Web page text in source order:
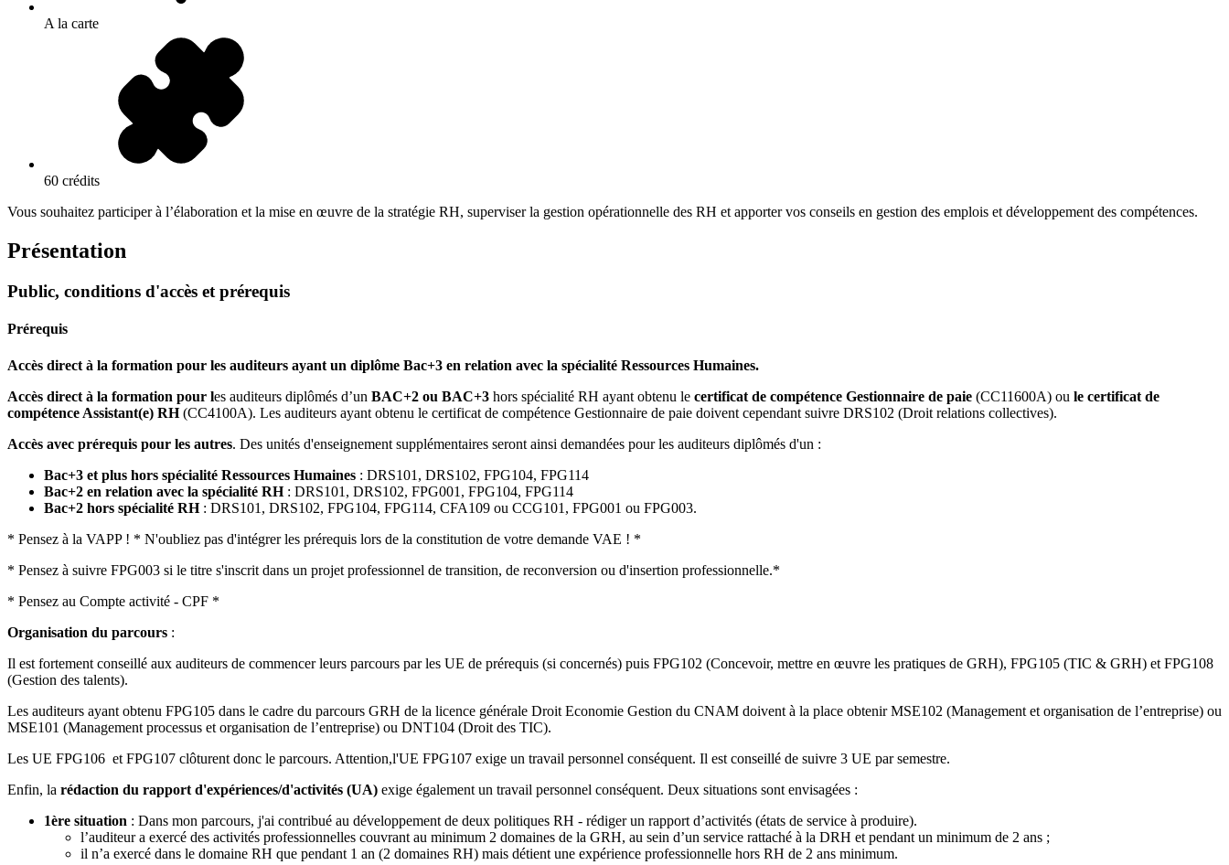
A la carte
60 crédits
Vous souhaitez participer à l’élaboration et la mise en œuvre de la stratégie RH, superviser la gestion opérationnelle des RH et apporter vos conseils en gestion des emplois et développement des compétences.
Présentation
Public, conditions d'accès et prérequis
Prérequis
Accès direct à la formation pour les auditeurs ayant un diplôme Bac+3 en relation avec la spécialité Ressources Humaines.
Accès direct à la formation pour les auditeurs diplômés d’un BAC+2 ou BAC+3 hors spécialité RH ayant obtenu le certificat de compétence Gestionnaire de paie (CC11600A) ou le certificat de
compétence Assistant(e) RH(CC4100A). Les auditeurs ayant obtenu le certificat de compétence Gestionnaire de paie doivent cependant suivre DRS102 (Droit relations collectives).
Accès avec prérequis pour les autres. Des unités d'enseignement supplémentaires seront ainsi demandées pour les auditeurs diplômés d'un :
Bac+3 et plus hors spécialité Ressources Humaines : DRS101, DRS102, FPG104, FPG114
Bac+2 en relation avec la spécialité RH: DRS101, DRS102, FPG001, FPG104, FPG114
Bac+2 hors spécialité RH: DRS101, DRS102, FPG104, FPG114, CFA109 ou CCG101, FPG001 ou FPG003.
* Pensez à la VAPP ! * N'oubliez pas d'intégrer les prérequis lors de la constitution de votre demande VAE ! *
* Pensez à suivre FPG003 si le titre s'inscrit dans un projet professionnel de transition, de reconversion ou d'insertion professionnelle.*
* Pensez au Compte activité - CPF *
Organisation du parcours :
Il est fortement conseillé aux auditeurs de commencer leurs parcours par les UE de prérequis (si concernés) puis FPG102 (Concevoir, mettre en œuvre les pratiques de GRH), FPG105 (TIC & GRH) et FPG108
(Gestion des talents).
Les auditeurs ayant obtenu FPG105 dans le cadre du parcours GRH de la licence générale Droit Economie Gestion du CNAM doivent à la place obtenir MSE102 (Management et organisation de l’entreprise) ou
MSE101 (Management processus et organisation de l’entreprise) ou DNT104 (Droit des TIC).
Les UE FPG106 et FPG107 clôturent donc le parcours. Attention,l'UE FPG107 exige un travail personnel conséquent. Il est conseillé de suivre 3 UE par semestre.
Enfin, la rédaction du rapport d'expériences/d'activités (UA) exige également un travail personnel conséquent. Deux situations sont envisagées :
1ère situation : Dans mon parcours, j'ai contribué au développement de deux politiques RH - rédiger un rapport d’activités (états de service à produire).
l’auditeur a exercé des activités professionnelles couvrant au minimum 2 domaines de la GRH, au sein d’un service rattaché à la DRH et pendant un minimum de 2 ans ;
il n’a exercé dans le domaine RH que pendant 1 an (2 domaines RH) mais détient une expérience professionnelle hors RH de 2 ans minimum.